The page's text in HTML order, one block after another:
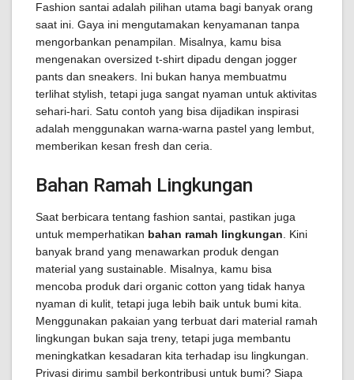
Fashion santai adalah pilihan utama bagi banyak orang
saat ini. Gaya ini mengutamakan kenyamanan tanpa
mengorbankan penampilan. Misalnya, kamu bisa
mengenakan oversized t-shirt dipadu dengan jogger
pants dan sneakers. Ini bukan hanya membuatmu
terlihat stylish, tetapi juga sangat nyaman untuk aktivitas
sehari-hari. Satu contoh yang bisa dijadikan inspirasi
adalah menggunakan warna-warna pastel yang lembut,
memberikan kesan fresh dan ceria.
Bahan Ramah Lingkungan
Saat berbicara tentang fashion santai, pastikan juga
untuk memperhatikan bahan ramah lingkungan . Kini
banyak brand yang menawarkan produk dengan
material yang sustainable. Misalnya, kamu bisa
mencoba produk dari organic cotton yang tidak hanya
nyaman di kulit, tetapi juga lebih baik untuk bumi kita.
Menggunakan pakaian yang terbuat dari material ramah
lingkungan bukan saja treny, tetapi juga membantu
meningkatkan kesadaran kita terhadap isu lingkungan.
Privasi dirimu sambil berkontribusi untuk bumi? Siapa